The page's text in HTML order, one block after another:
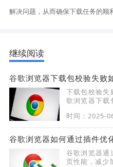
解决问题，从而确保下载任务的顺
继续阅读
谷歌浏览器下载包校验失败
下载包校验失
歌浏览器下载
时间：2025-
谷歌浏览器如何通过插件优
谷歌浏览器通
页性能，减少